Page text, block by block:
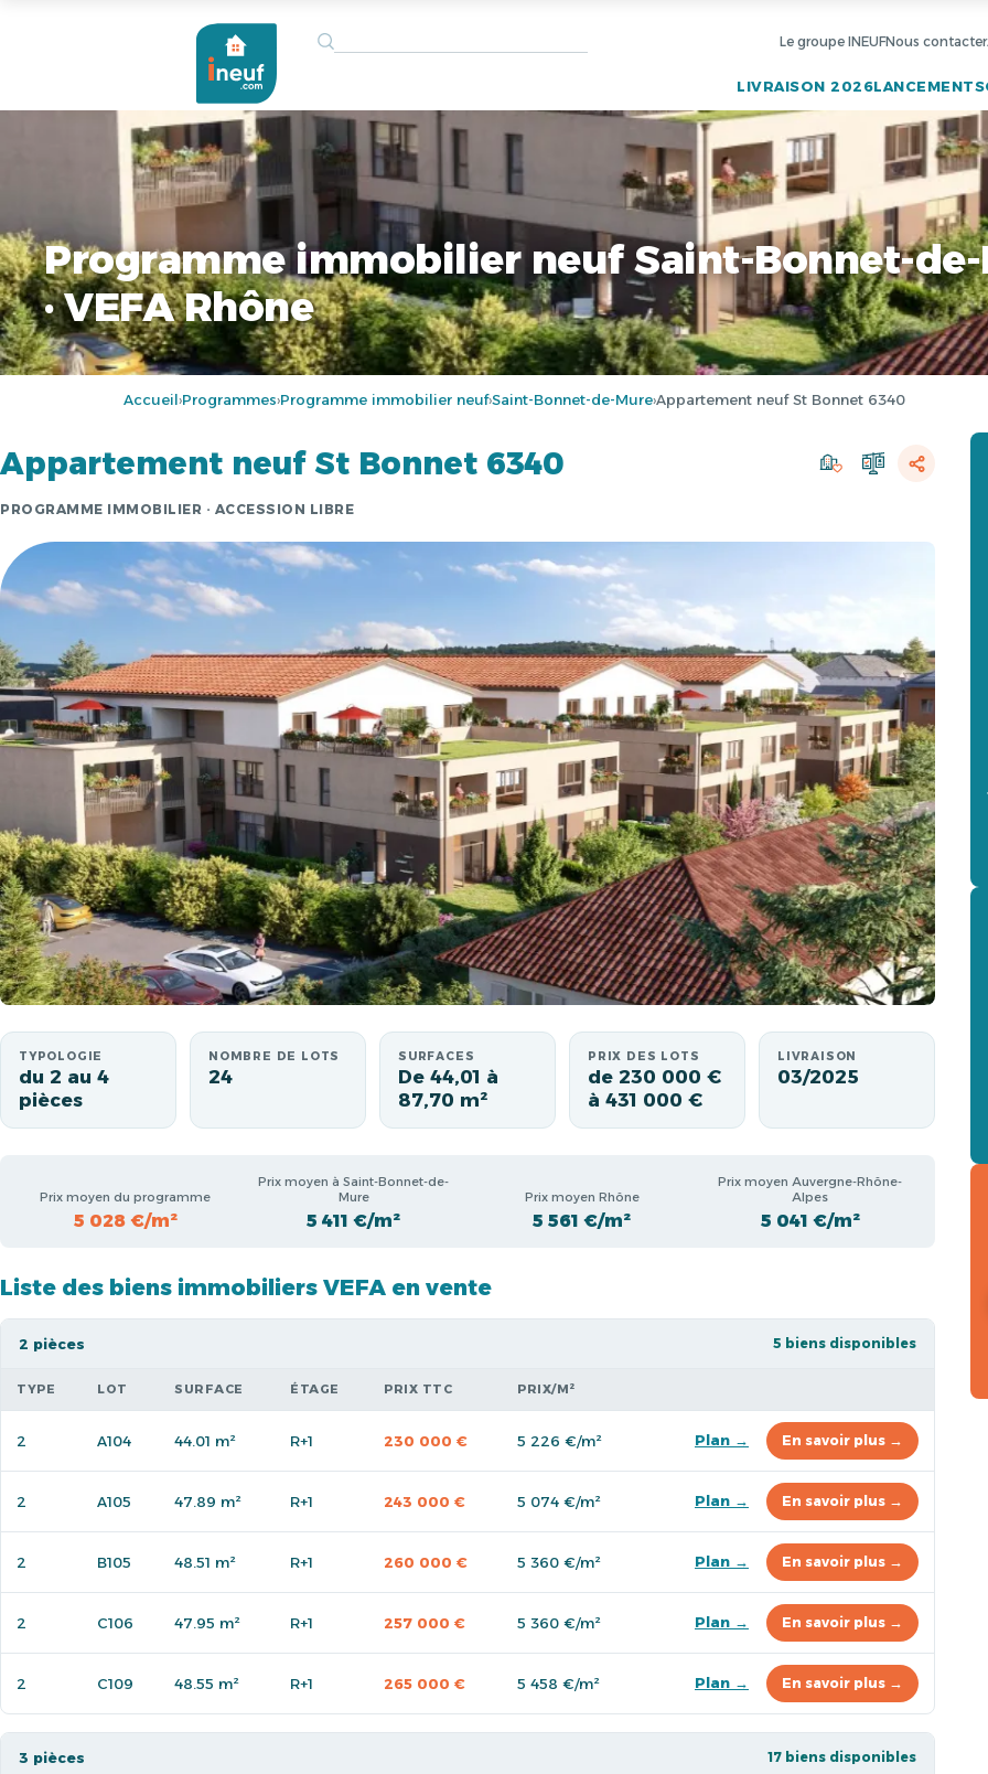
Le groupe INEUFNous contacter
LIVRAISON 2026LANCEMENTS
Programme immobilier neuf Saint-Bonnet-
· VEFA Rhône
Accueil›Programmes›Programme immobilier neuf›Saint-Bonnet-de-Mure›Appartement neuf St Bonnet 6340
Appartement neuf St Bonnet 6340
PROGRAMME IMMOBILIER · ACCESSION LIBRE
TYPOLOGIE
du 2 au 4
pièces
NOMBRE DE LOTS
24
SURFACES
De 44,01 à
87,70 m²
PRIX DES LOTS
de 230 000 €
à 431 000 €
LIVRAISON
03/2025
Prix moyen du programme
5 028 €/m²
Prix moyen à Saint-Bonnet-de-
Mure
5 411 €/m²
Prix moyen Rhône
5 561 €/m²
Prix moyen Auvergne-Rhône-
Alpes
5 041 €/m²
Liste des biens immobiliers VEFA en vente
2 pièces 5 biens disponibles
TYPE LOT SURFACE ÉTAGE PRIX TTC PRIX/M²
2 A104 44.01 m² R+1 230 000 € 5 226 €/m² Plan → En savoir plus →
2 A105 47.89 m² R+1 243 000 € 5 074 €/m² Plan → En savoir plus →
2 B105 48.51 m² R+1 260 000 € 5 360 €/m² Plan → En savoir plus →
2 C106 47.95 m² R+1 257 000 € 5 360 €/m² Plan → En savoir plus →
2 C109 48.55 m² R+1 265 000 € 5 458 €/m² Plan → En savoir plus →
3 pièces 17 biens disponibles